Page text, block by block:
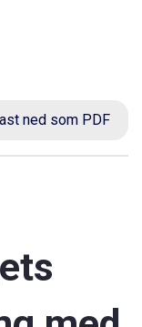
ned som PDF